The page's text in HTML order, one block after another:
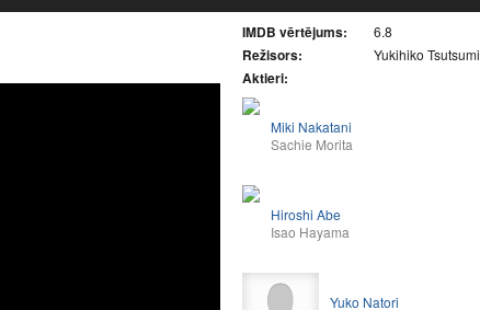
IMDB vērtējums: 6.8
Režisors: Yukihiko Tsutsumi
Aktieri:
Miki Nakatani
Sachie Morita
Hiroshi Abe
Isao Hayama
Yuko Natori